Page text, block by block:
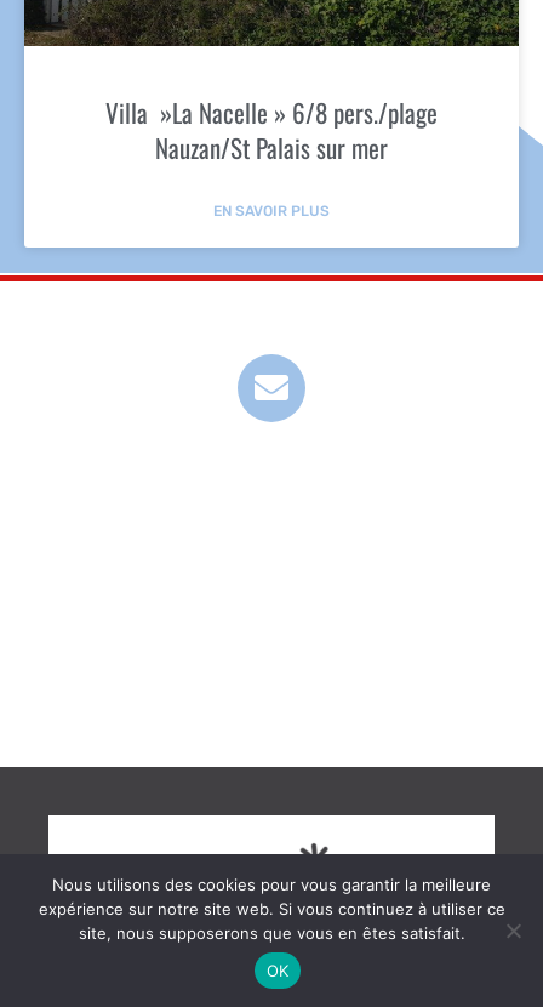
Villa »La Nacelle » 6/8 pers./plage
Nauzan/St Palais sur mer
EN SAVOIR PLUS
CONTACT
Nous utilisons des cookies pour vous garantir la meilleure
expérience sur notre site web. Si vous continuez à utiliser ce
site, nous supposerons que vous en êtes satisfait.
OK